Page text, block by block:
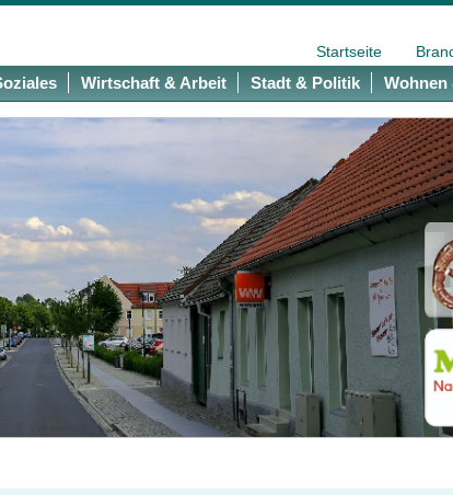
Startseite
Wirtschaft & Arbeit Stadt & Politik Wohnen